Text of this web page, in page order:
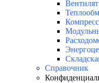
Справочник